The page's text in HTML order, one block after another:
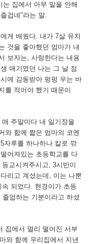
는 집에서 아무 말을 안해
즐겁네"라는 말.
게 배웠다. 내가 7살 유치
것을 좋아했던 엄마가 내
보자는, 사랑한다는 내용
애기였던 나는 그 날 점
에 감동받아 펑펑 우는 바
를 적어야 했기 때문이
매 주말마다 내 일기장을
와 함께 짧은 엄마의 코멘
5자루를 하나하나 칼로 깎
떨어져있는 초등학교를 다
등교시켜주시고, 3시반이
리고 계셨는데 , 이는 나뿐
속 되었다. 현경이가 초등
졸업하는 기분이라고 하셨
집에서 멀리 떨어진 서부
와 함께 우리집에서 지낸